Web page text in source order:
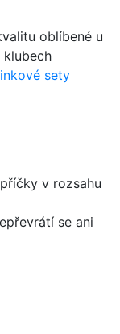
oblíbené u
sety
v rozsahu
se ani